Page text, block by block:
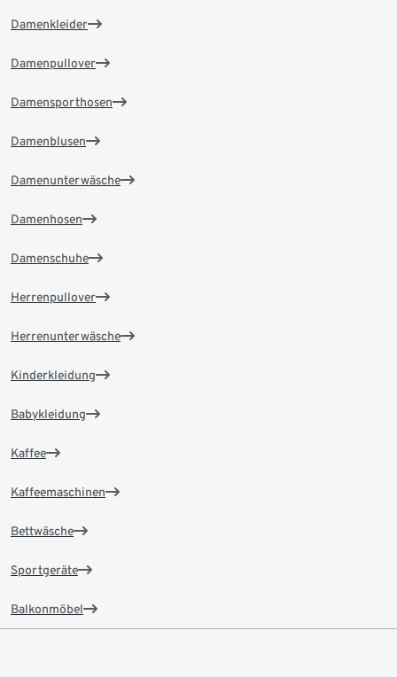
Damenkleider
Damenpullover
Damensporthosen
Damenblusen
Damenunterwäsche
Damenhosen
Damenschuhe
Herrenpullover
Herrenunterwäsche
Kinderkleidung
Babykleidung
Kaffee
Kaffeemaschinen
Bettwäsche
Sportgeräte
Balkonmöbel